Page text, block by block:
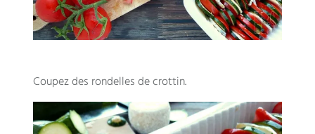
Coupez des rondelles de crottin.